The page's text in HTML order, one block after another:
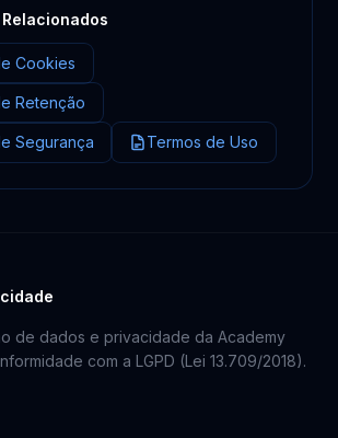
Cookies
Retenção
Segurança Termos de Uso
de dados e privacidade da Academy
com a LGPD (Lei 13.709/2018).